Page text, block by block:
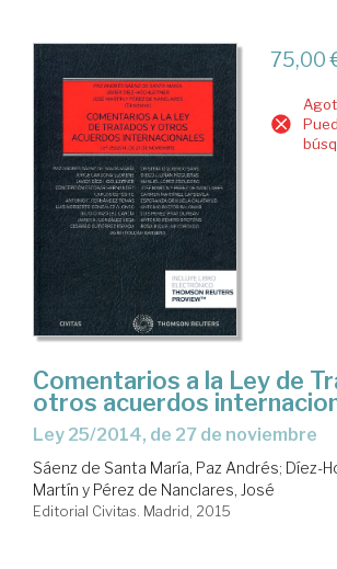
75,00
Comentarios a la Ley de
otros acuerdos
Ley 25/2014, de 27 de noviembre
Sáenz de Santa María, Paz Andrés; Díez-
Martín y Pérez de Nanclares, José
Editorial Civitas. Madrid, 2015